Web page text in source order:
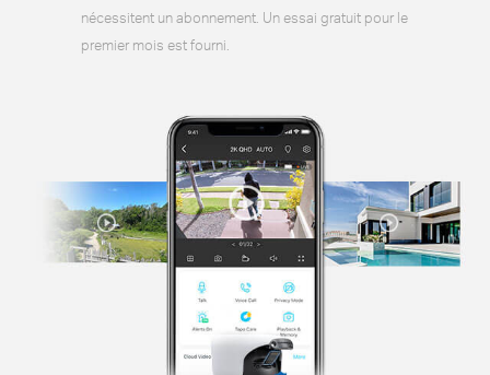
nécessitent un abonnement. Un essai gratuit pour le
premier mois est fourni.